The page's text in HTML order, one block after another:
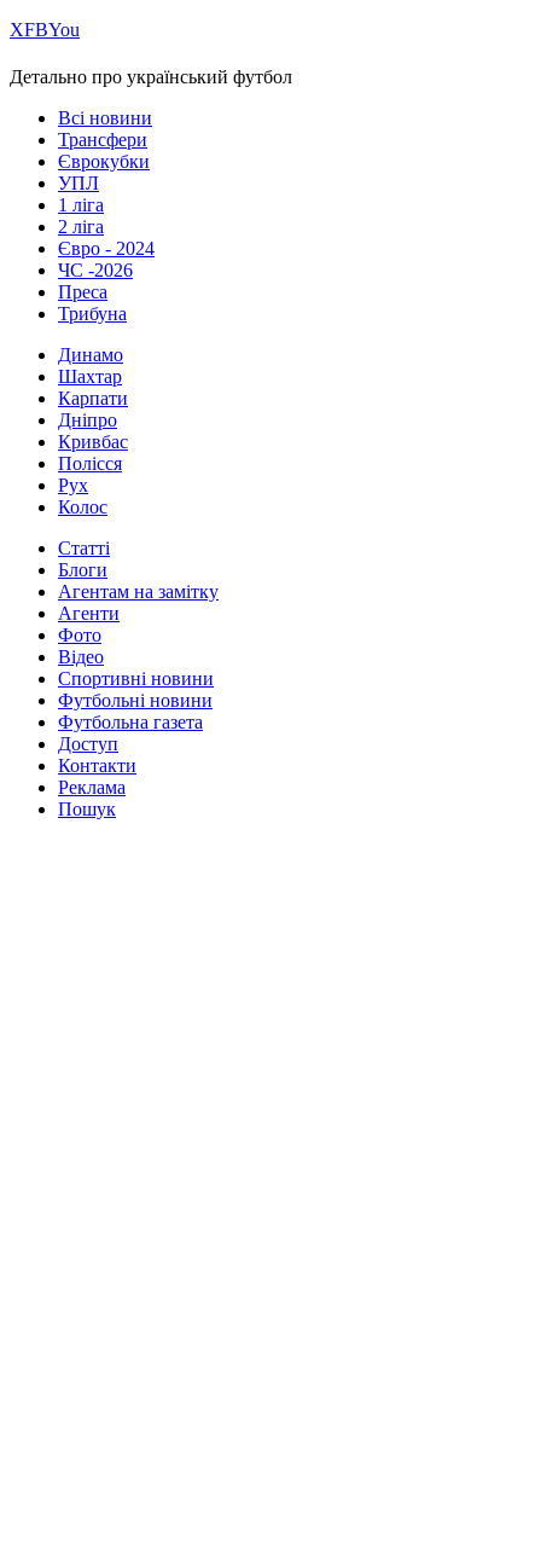
ХFBYou
Детально про український футбол
Всі новини
Трансфери
Єврокубки
УПЛ
1 ліга
2 ліга
Євро - 2024
ЧС -2026
Преса
Трибуна
Динамо
Шахтар
Карпати
Дніпро
Кривбас
Полісся
Рух
Колос
Статті
Блоги
Агентам на замітку
Агенти
Фото
Відео
Спортивні новини
Футбольні новини
Футбольна газета
Доступ
Контакти
Реклама
Пошук